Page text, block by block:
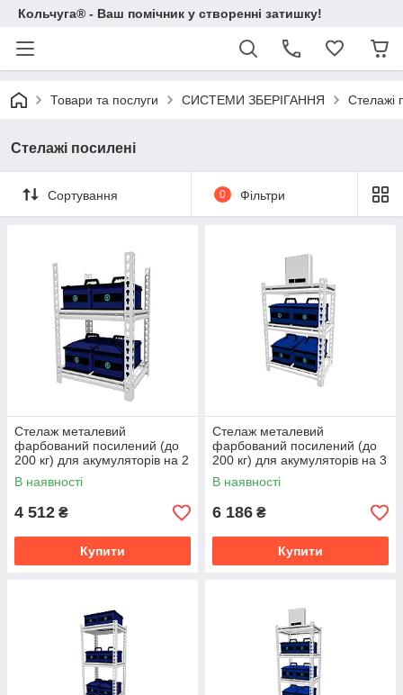
Кольчуга® - Ваш помічник у створенні затишку!
Товари та послуги СИСТЕМИ ЗБЕРІГАННЯ Стелажі
Стелажі посилені
Сортування 0 Фільтри
Стелаж металевий
фарбований посилений (до
200 кг) для акумуляторів на 2
полиці (606х406х900 мм) ТМ
"KOLCHUGA" (Кольчуга)
В наявності
4 512 ₴
Купити
Стелаж металевий
фарбований посилений (до
200 кг) для акумуляторів на 3
полиці (606х406х900 мм) ТМ
"KOLCHUGA" (Кольчуга)
В наявності
6 186 ₴
Купити